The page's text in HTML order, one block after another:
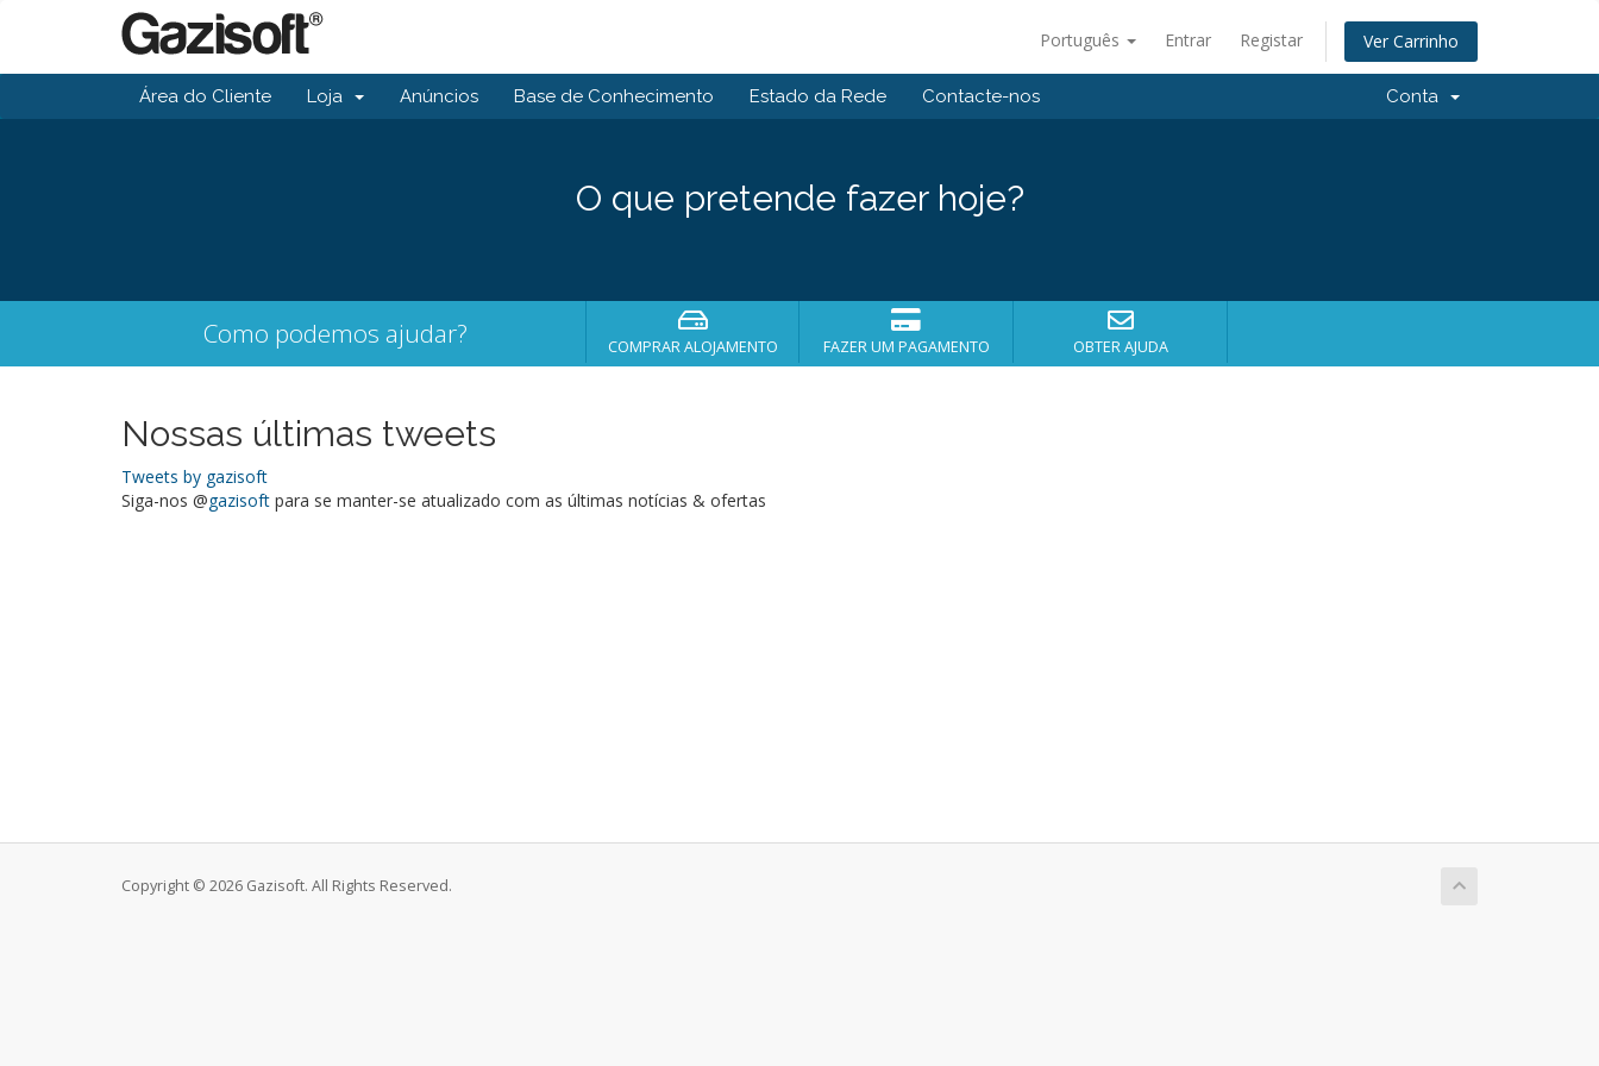
Português Entrar Registar Ver Carrinho
Área do Cliente Loja Anúncios Base de Conhecimento Estado da Rede Contacte-nos Conta
O que pretende fazer hoje?
Como podemos ajudar? COMPRAR ALOJAMENTO FAZER UM PAGAMENTO OBTER AJUDA
Nossas últimas tweets
Tweets by gazisoft
Siga-nos @gazisoft para se manter-se atualizado com as últimas notícias & ofertas
Copyright © 2026 Gazisoft. All Rights Reserved.